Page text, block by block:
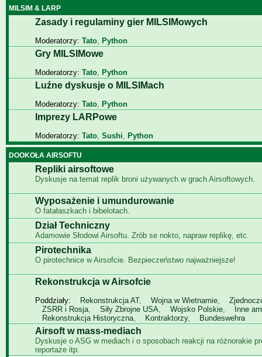
MILSIM & LARP
Zasady i regulaminy gier MILSIMowych
Moderatorzy: Tato, Python
Gry MILSIMowe
Moderatorzy: Tato, Python
Luźne dyskusje o MILSIMach
Moderatorzy: Tato, Python
Imprezy LARPowe
Moderatorzy: Tato, Sushi, Python
DOOKOŁA AIRSOFTU
Repliki airsoftowe
Dyskusje na temat replik broni używanych w grach Airsoftowych.
Wyposażenie i umundurowanie
O fatałaszkach i bibelotach.
Dział Techniczny
Adamowie Słodowi Airsoftu. Zrób se nokto, napraw replikę, etc.
Pirotechnika
O pirotechnice w Airsofcie. Bezpieczeństwo najważniejsze!
Rekonstrukcja w Airsofcie
Poddziały: Rekonstrukcja AT, Wojna w Wietnamie,
ZSRR i Rosja, Siły Zbrojne USA, Wojsko Polskie,
Inne
Rekonstrukcja Historyczna, Kontraktorzy, Bundeswehra
Airsoft w mass-mediach
Dyskusje o ASG w mediach i o sposobach reakcji na różnorakie
reportaże itp.